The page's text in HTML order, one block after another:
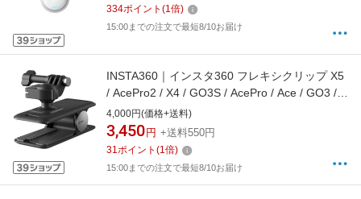
334ポイント (1倍)
15:00までの注文で最短8/10お届け
INSTA360｜インスタ360 フレキシクリップ X5
/ AcePro2 / X4 / GO3S / AcePro / Ace / GO3 /
X3 CINSEAVB
4,000円(価格+送料)
3,450 円 +送料550円
31ポイント (1倍)
15:00までの注文で最短8/10お届け